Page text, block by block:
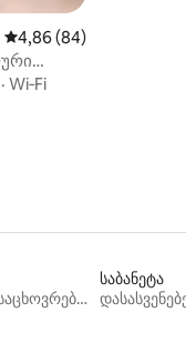
საშუალო შეფასებაა
4,86 (84)
· Wi‑Fi
დასასვენებელი საცხოვრებლები
საბანეტა